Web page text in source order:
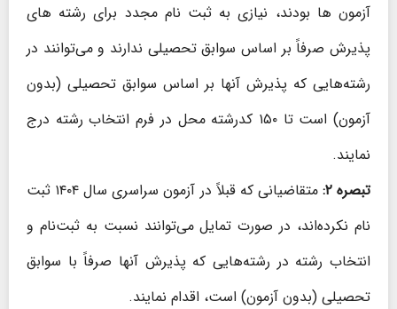
آزمون ها بودند، نیازی به ثبت نام مجدد برای رشته های
پذیرش صرفاً بر اساس سوابق تحصیلی ندارند و می‌توانند در
رشته‌هایی که پذیرش آنها بر اساس سوابق تحصیلی (بدون
آزمون) است تا ۱۵۰ کدرشته محل در فرم انتخاب رشته درج
نمایند.
تبصره ۲:
متقاضیانی که قبلاً در آزمون سراسری سال ۱۴۰۴ ثبت
نام نکرده‌اند، در صورت تمایل می‌توانند نسبت به ثبت‌نام و
انتخاب رشته در رشته‌هایی که پذیرش آنها صرفاً با سوابق
تحصیلی (بدون آزمون) است، اقدام نمایند.